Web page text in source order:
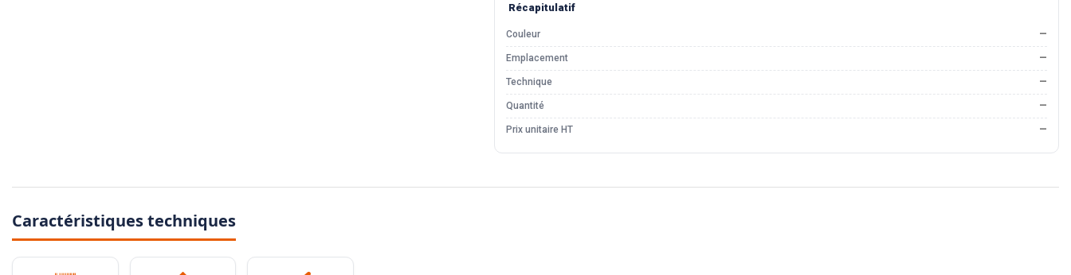
Récapitulatif
Couleur —
Emplacement —
Technique —
Quantité —
Prix unitaire HT —
Caractéristiques techniques